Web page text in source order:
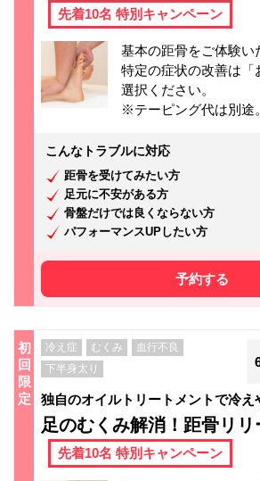
先着10名 特別キャンペーン
基本の距骨をご体験い
特定の症状の改善は「
選択ください。
※テーピング代は別途。
こんなトラブルに対応
距骨を受けてみたい方
足元に不安がある方
骨盤だけでは良くならない方
パフォーマンスUPしたい方
予約する
初
回
限
定
冷え症 むくみ
血行不良
下半身太り
独自のオイルトリートメントで冷え
足のむくみ解消！距骨リリ
先着10名 特別キャンペーン